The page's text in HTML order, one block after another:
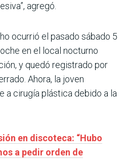
agregó.
ocurrió el pasado sábado 5
en el local nocturno
y quedó registrado por
Ahora, la joven
a cirugía plástica debido a la
en discoteca: “Hubo
a pedir orden de